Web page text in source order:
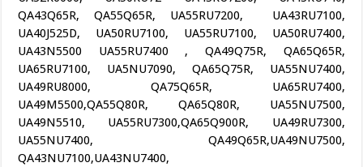
QA43Q65R, QA55Q65R, UA55RU7200, UA43RU7100,
UA40J525D, UA50RU7100, UA55RU7100, UA50RU7400,
UA43N5500 UA55RU7400 , QA49Q75R, QA65Q65R,
UA65RU7100, UA5NU7090, QA65Q75R, UA55NU7400,
UA49RU8000, QA75Q65R, UA65RU7400,
UA49M5500,QA55Q80R, QA65Q80R, UA55NU7500,
UA49N5510, UA55RU7300,QA65Q900R, UA49RU7300,
UA55NU7400, QA49Q65R,UA49NU7500,
QA43NU7100,UA43NU7400,